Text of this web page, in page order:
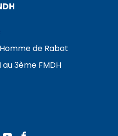
de Rabat
3ème FMDH